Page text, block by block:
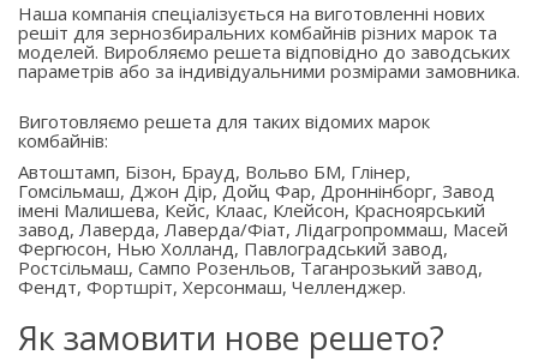
Наша компанія спеціалізується на виготовленні нових
решіт для зернозбиральних комбайнів різних марок та
моделей. Виробляємо решета відповідно до заводських
параметрів або за індивідуальними розмірами замовника.
Виготовляємо решета для таких відомих марок
комбайнів:
Автоштамп, Бізон, Брауд, Вольво БМ, Глінер,
Гомсільмаш, Джон Дір, Дойц Фар, Дроннінборг, Завод
імені Малишева, Кейс, Клаас, Клейсон, Красноярський
завод, Лаверда, Лаверда/Фіат, Лідагропроммаш, Масей
Фергюсон, Нью Холланд, Павлоградський завод,
Ростсільмаш, Сампо Розенльов, Таганрозький завод,
Фендт, Фортшріт, Херсонмаш, Челленджер.
Як замовити нове решето?